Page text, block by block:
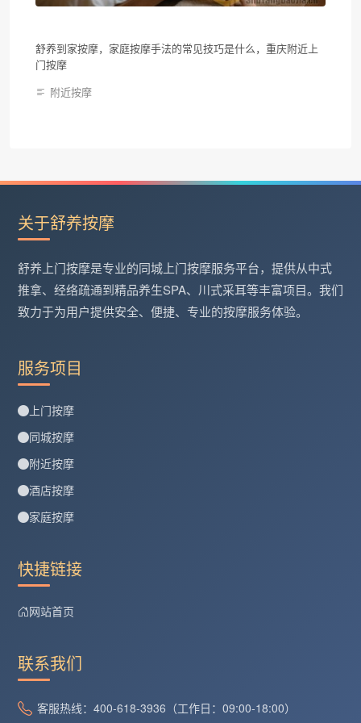
舒养到家按摩，家庭按摩手法的常见技巧是什么，重庆附近上
门按摩
附近按摩
关于舒养按摩
舒养上门按摩是专业的同城上门按摩服务平台，提供从中式
推拿、经络疏通到精品养生SPA、川式采耳等丰富项目。我们
致力于为用户提供安全、便捷、专业的按摩服务体验。
服务项目
上门按摩
同城按摩
附近按摩
酒店按摩
家庭按摩
快捷链接
网站首页
联系我们
客服热线：400-618-3936（工作日：09:00-18:00）